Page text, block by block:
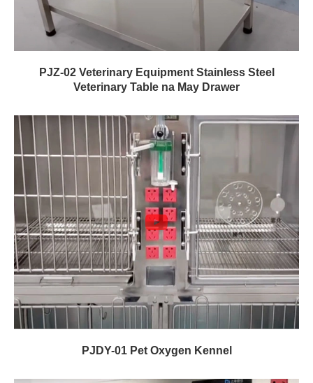
PJZ-02 Veterinary Equipment Stainless Steel
Veterinary Table na May Drawer
PJDY-01 Pet Oxygen Kennel